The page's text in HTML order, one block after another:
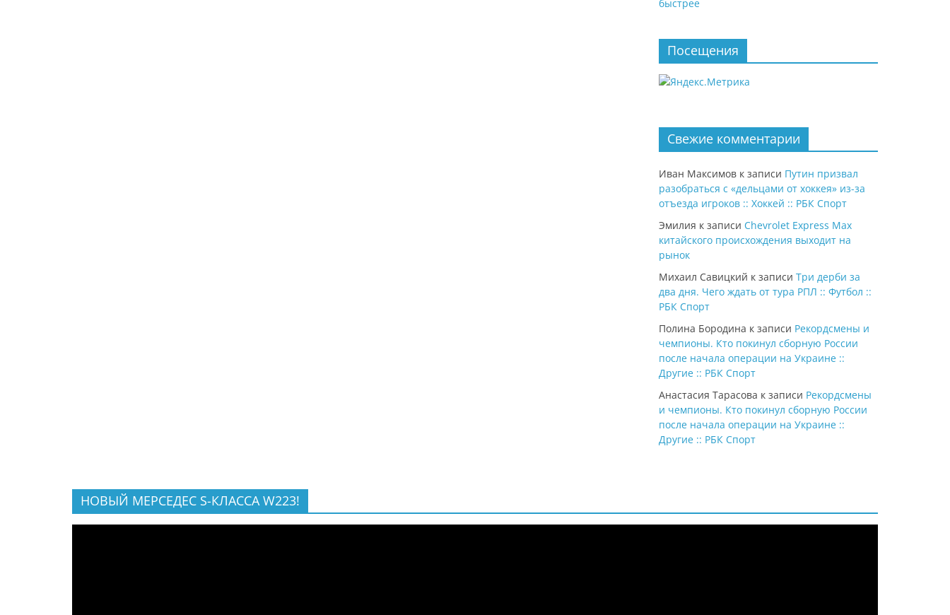
быстрее
Посещения
Свежие комментарии
Иван Максимов к записи Путин призвал
разобраться с «дельцами от хоккея» из-за
отъезда игроков :: Хоккей :: РБК Спорт
Эмилия к записи Chevrolet Express Max
китайского происхождения выходит на
рынок
Михаил Савицкий к записи Три дерби за
два дня. Чего ждать от тура РПЛ :: Футбол ::
РБК Спорт
Полина Бородина к записи Рекордсмены и
чемпионы. Кто покинул сборную России
после начала операции на Украине ::
Другие :: РБК Спорт
Анастасия Тарасова к записи Рекордсмены
и чемпионы. Кто покинул сборную России
после начала операции на Украине ::
Другие :: РБК Спорт
НОВЫЙ МЕРСЕДЕС S-КЛАССА W223!